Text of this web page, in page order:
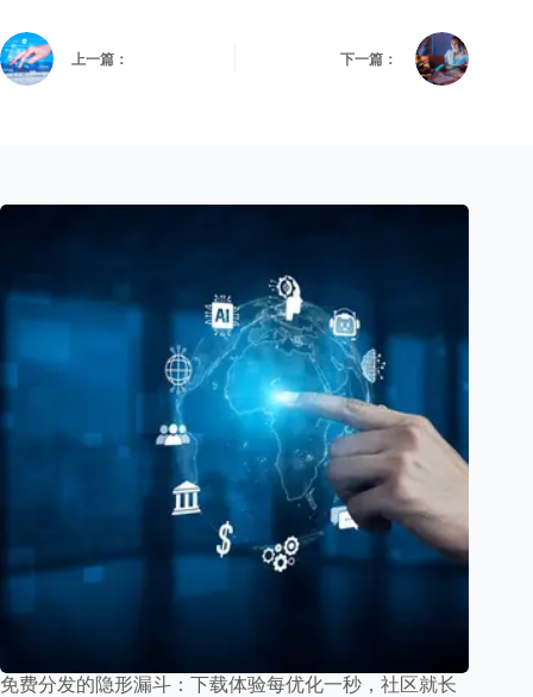
上一篇： 下一篇：
免费分发的隐形漏斗：下载体验每优化一秒，社区就长